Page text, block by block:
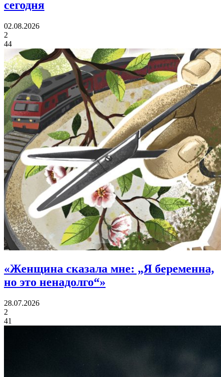
сегодня
02.08.2026
2
44
«Женщина сказала мне: „Я беременна,
но это ненадолго“»
28.07.2026
2
41